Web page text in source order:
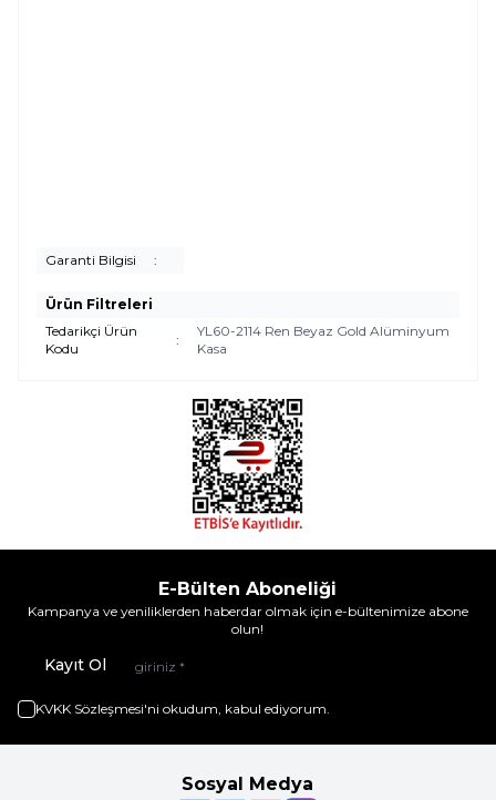
Garanti Bilgisi :
Ürün Filtreleri
Tedarikçi Ürün
Kodu
:
YL60-2114 Ren Beyaz Gold Alüminyum
Kasa
E-Bülten Aboneliği
Kampanya ve yeniliklerden haberdar olmak için e-bültenimize abone
olun!
Kayıt Ol
KVKK Sözleşmesi'ni okudum, kabul ediyorum.
Sosyal Medya